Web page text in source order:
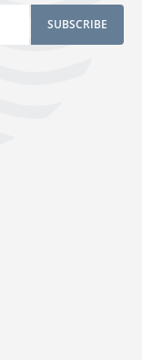
SUBSCRIBE